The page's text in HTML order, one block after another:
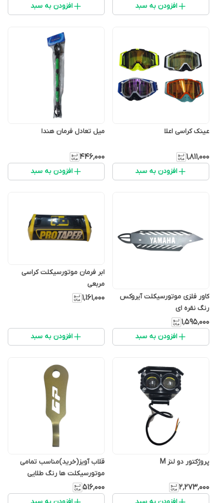
افزودن به سبد افزودن به سبد
عینک کراسی اعلا
۱٬۸۱۱٬۰۰۰
افزودن به سبد
میل تعادل فرمان هندا
۴۴۶٬۰۰۰
افزودن به سبد
کاور فلزی موتورسیکلت آیروکس
رنگ نقره ای
۱٬۵۹۵٬۰۰۰
افزودن به سبد
ابر فرمان موتورسیکلت کراسی
مربعی
۱٬۱۶۱٬۰۰۰
افزودن به سبد
پروژکتور دو لنز M
۲٬۲۷۳٬۰۰۰
قلاب آویز(خرید)مناسب تمامی
موتورسیکلت ها رنگ طلایی
۵۱۶٬۰۰۰